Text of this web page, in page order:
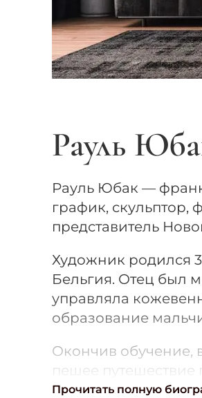
Рауль
Рауль Юбак —
график, скульптор,
представитель
Художник родился
Бельгия. Отец был
управляла
образование
Окончив обучение,
пешее путешествие
Прочитать полную